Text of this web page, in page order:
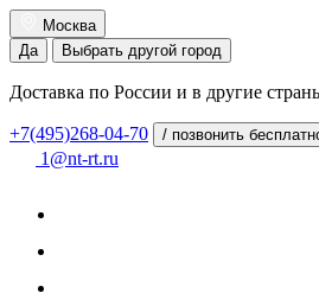
Москва
Да
Выбрать другой город
Доставка по России и в другие
+7(495)268-04-70 / позвонить
1@nt-rt.ru